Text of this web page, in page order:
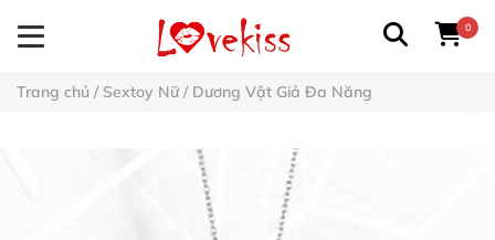
0
Trang chủ / Sextoy Nữ/ Dương Vật Giả Đa Năng